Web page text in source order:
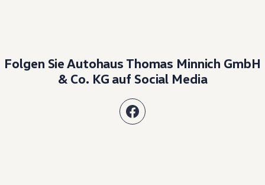
Folgen Sie Autohaus Thomas Minnich GmbH
& Co. KG auf Social Media